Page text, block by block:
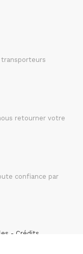
retourner votre
confiance par
Crédits